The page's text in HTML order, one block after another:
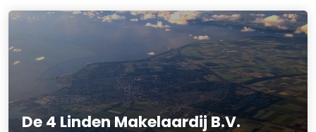
De 4 Linden Makelaardij B.V.